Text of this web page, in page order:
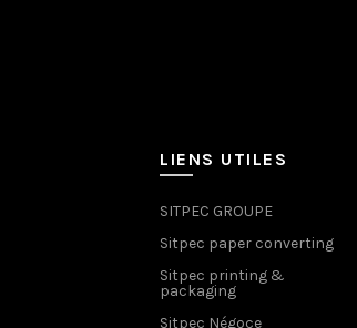
LIENS UTILES
SITPEC GROUPE
Sitpec paper converting
Sitpec printing &
packaging
Sitpec Négoce